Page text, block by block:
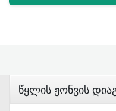
Წყლის Ჟონვის